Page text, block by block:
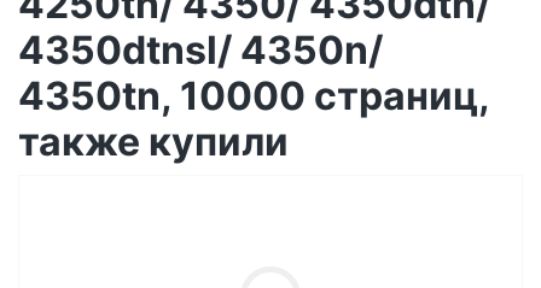
4350dtnsl/ 4350n/
4350tn, 10000 страниц,
также купили